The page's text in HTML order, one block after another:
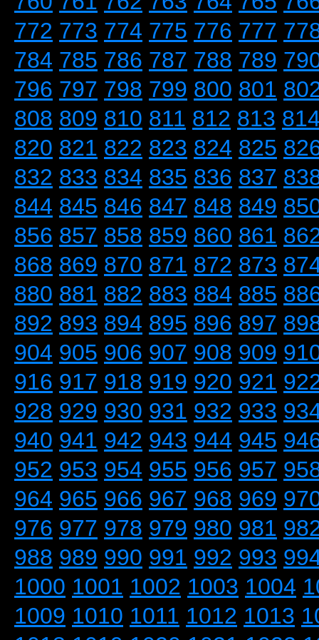
772 773 774 775 776 777
784 785 786 787 788 789
796 797 798 799 800 801
808 809 810 811 812 813
820 821 822 823 824 825
832 833 834 835 836 837
844 845 846 847 848 849
856 857 858 859 860 861
868 869 870 871 872 873
880 881 882 883 884 885
892 893 894 895 896 897
904 905 906 907 908 909
916 917 918 919 920 921
928 929 930 931 932 933
940 941 942 943 944 945
952 953 954 955 956 957
964 965 966 967 968 969
976 977 978 979 980 981
988 989 990 991 992 993
1000 1001 1002 1003 1004
1009 1010 1011 1012 1013